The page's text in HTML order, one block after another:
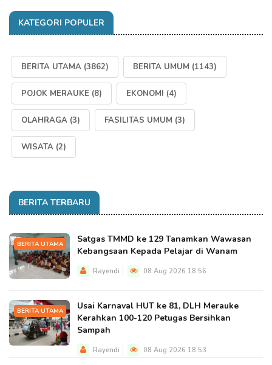
KATEGORI POPULER
BERITA UTAMA (3862) BERITA UMUM (1143)
POJOK MERAUKE (8) EKONOMI (4)
OLAHRAGA (3) FASILITAS UMUM (3)
WISATA (2)
BERITA TERBARU
BERITA UTAMA
Satgas TMMD ke 129 Tanamkan Wawasan
Kebangsaan Kepada Pelajar di Wanam
Rayendi 08 Aug 2026 18:56
BERITA UTAMA
Usai Karnaval HUT ke 81, DLH Merauke
Kerahkan 100-120 Petugas Bersihkan
Sampah
Rayendi 08 Aug 2026 18:53